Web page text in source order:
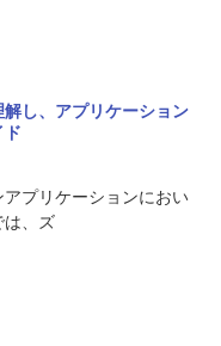
し、アプリケーション
プリケーションにおい
は、ズ